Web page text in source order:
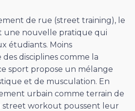
de rue (street training), le
une nouvelle pratique qui
étudiants. Moins
disciplines comme la
sport propose un mélange
et de musculation. En
urbain comme terrain de
street workout poussent leur